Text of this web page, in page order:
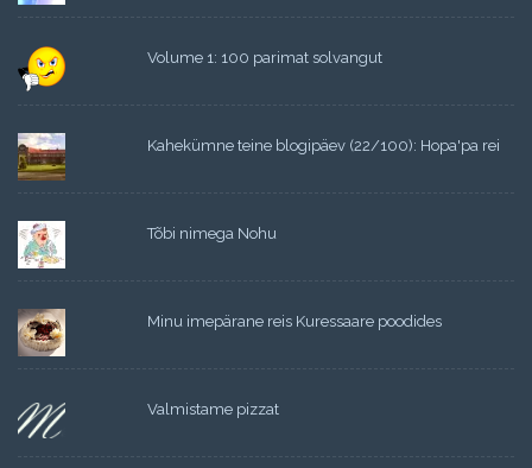
Volume 1: 100 parimat solvangut
Kahekümne teine blogipäev (22/100): Hopa'pa rei
Tõbi nimega Nohu
Minu imepärane reis Kuressaare poodides
Valmistame pizzat